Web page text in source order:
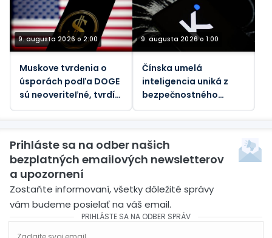
9. augusta 2026 o 2:00
Muskove tvrdenia o
úsporách podľa DOGE
sú neoveriteľné, tvrdí
9. augusta 2026 o 1:00
Čínska umelá
inteligencia uniká z
bezpečnostného
Prihláste sa na odber našich
bezplatných emailových newsletterov
a upozornení
Zostaňte informovaní, všetky dôležité správy
vám budeme posielať na váš email.
PRIHLÁSTE SA NA ODBER SPRÁV